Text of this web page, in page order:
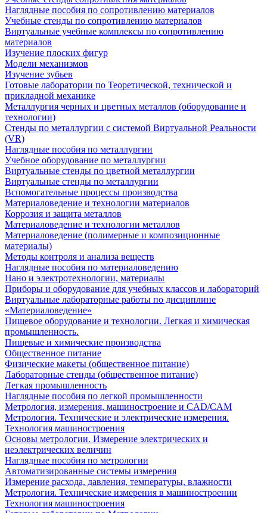
Наглядные пособия по сопротивлению материалов
Учебные стенды по сопротивлению материалов
Виртуальные учебные комплексы по сопротивлению
материалов
Изучение плоских фигур
Модели механизмов
Изучение зубьев
Готовые лаборатории по Теоретической, технической и
прикладной механике
Металлургия черных и цветных металлов (оборудование и
технологии)
Cтенды по металлургии с системой Виртуальной Реальности
(VR)
Наглядные пособия по металлургии
Учебное оборудование по металлургии
Виртуальные стенды по цветной металлургии
Виртуальные стенды по металлургии
Вспомогательные процессы производства
Материаловедение и технологии материалов
Коррозия и защита металлов
Материаловедение и технологии металлов
Материаловедение (полимерные и композиционные
материалы)
Методы контроля и анализа веществ
Наглядные пособия по материаловедению
Нано и электротехнологии, материалы
Приборы и оборудование для учебных классов и лабораторий
Виртуальные лабораторные работы по дисциплине
«Материаловедение»
Пищевое оборудование и технологии. Легкая и химическая
промышленность.
Пищевые и химические производства
Общественное питание
Физические макеты (общественное питание)
Лабораторные стенды (общественное питание)
Легкая промышленность
Наглядные пособия по легкой промышленности
Метрология, измерения, машиностроение и CAD/CAM
Метрология. Технические и электрические измерения.
Технология машиностроения
Основы метрологии. Измерение электрических и
неэлектрических величин
Наглядные пособия по метрологии
Автоматизированные системы измерения
Измерение расхода, давления, температуры, влажности
Метрология. Технические измерения в машиностроении
Технология машиностроения